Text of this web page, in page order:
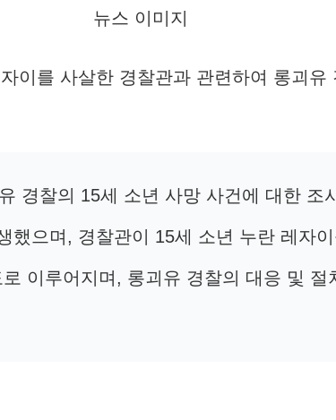
이를 사살한 경찰관과 관련하여 롱괴유
경찰의 15세 소년 사망 사건에 대한 조
했으며, 경찰관이 15세 소년 누란 레자
이루어지며, 롱괴유 경찰의 대응 및 절